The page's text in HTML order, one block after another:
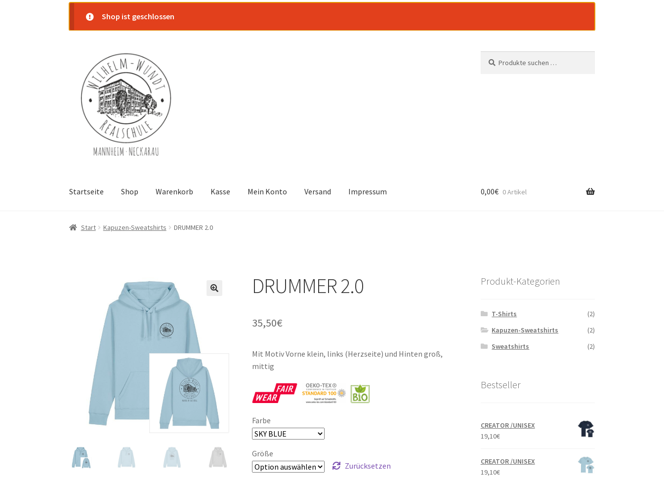
Shop ist geschlossen
Navigation
springen
Inhalt
springen
nach:
Startseite Shop Warenkorb Kasse Mein Konto Versand Impressum 0,00€ 0 Artikel
Start Kapuzen-Sweatshirts DRUMMER 2.0
DRUMMER 2.0
35,50€
Mit Motiv Vorne klein, links (Herzseite) und Hinten groß,
mittig
Farbe
Größe
Zurücksetzen
Produkt-Kategorien
T-Shirts
(2)
Kapuzen-Sweatshirts
(2)
Sweatshirts
(2)
Bestseller
CREATOR /UNISEX
19,10€
CREATOR /UNISEX
19,10€